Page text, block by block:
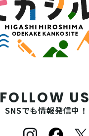
FOLLOW US
SNSでも情報発信中！